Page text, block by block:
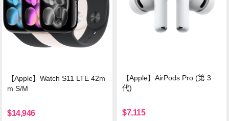
【Apple】Watch S11 LTE 42m
m S/M
$14,946
【Apple】AirPods Pro (第 3
代)
$7,115